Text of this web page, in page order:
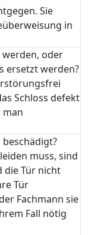
Sie
in
oder
ersetzt werden?
Schloss defekt
man
muss, sind
die Tür nicht
Tür
Fachmann sie
Fall nötig